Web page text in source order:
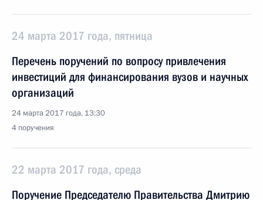
24 марта 2017 года, пятница
Перечень поручений по вопросу привлечения
инвестиций для финансирования вузов и научных
организаций
24 марта 2017 года, 13:30
4 поручения
22 марта 2017 года, среда
Поручение Председателю Правительства Дмитрию